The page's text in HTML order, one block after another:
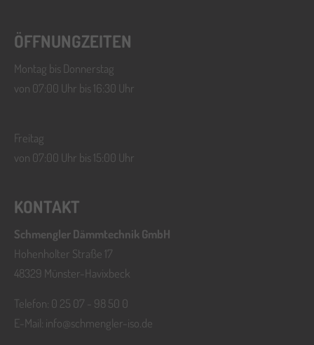
ÖFFNUNGZEITEN
Montag bis Donnerstag
von 07:00 Uhr bis 16:30 Uhr
Freitag
von 07:00 Uhr bis 15:00 Uhr
KONTAKT
Schmengler Dämmtechnik GmbH
Hohenholter Straße 17
48329 Münster-Havixbeck
Telefon: 0 25 07 - 98 50 0
E-Mail: info@schmengler-iso.de